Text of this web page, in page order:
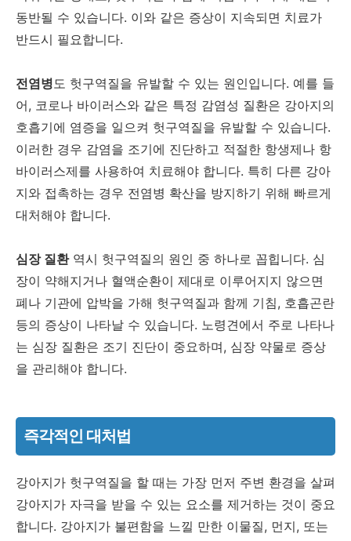
동반될 수 있습니다. 이와 같은 증상이 지속되면 치료가
반드시 필요합니다.
전염병도 헛구역질을 유발할 수 있는 원인입니다. 예를 들
어, 코로나 바이러스와 같은 특정 감염성 질환은 강아지의
호흡기에 염증을 일으켜 헛구역질을 유발할 수 있습니다.
이러한 경우 감염을 조기에 진단하고 적절한 항생제나 항
바이러스제를 사용하여 치료해야 합니다. 특히 다른 강아
지와 접촉하는 경우 전염병 확산을 방지하기 위해 빠르게
대처해야 합니다.
심장 질환역시 헛구역질의 원인 중 하나로 꼽힙니다. 심
장이 약해지거나 혈액순환이 제대로 이루어지지 않으면
폐나 기관에 압박을 가해 헛구역질과 함께 기침, 호흡곤란
등의 증상이 나타날 수 있습니다. 노령견에서 주로 나타나
는 심장 질환은 조기 진단이 중요하며, 심장 약물로 증상
을 관리해야 합니다.
즉각적인 대처법
강아지가 헛구역질을 할 때는 가장 먼저 주변 환경을 살펴
강아지가 자극을 받을 수 있는 요소를 제거하는 것이 중요
합니다. 강아지가 불편함을 느낄 만한 이물질, 먼지, 또는